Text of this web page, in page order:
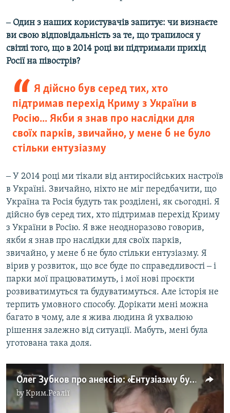
‒ Один з наших користувачів запитує: чи визнаєте
ви свою відповідальність за те, що трапилося у
світлі того, що в 2014 році ви підтримали прихід
Росії на півострів?
Я дійсно був серед тих, хто
підтримав перехід Криму з України в
Росію... Якби я знав про наслідки для
своїх парків, звичайно, у мене б не було
стільки ентузіазму
‒ У 2014 році ми тікали від антиросійських настроїв
в Україні. Звичайно, ніхто не міг передбачити, що
Україна та Росія будуть так розділені, як сьогодні. Я
дійсно був серед тих, хто підтримав перехід Криму
з України в Росію. Я вже неодноразово говорив,
якби я знав про наслідки для своїх парків,
звичайно, у мене б не було стільки ентузіазму. Я
вірив у розвиток, що все буде по справедливості ‒ і
парки мої працюватимуть, і мої нові проєкти
розвиватимуться та будуватимуться. Але історія не
терпить умовного способу. Дорікати мені можна
багато в чому, але я жива людина й ухвалюю
рішення залежно від ситуації. Мабуть, мені була
уготована така доля.
Олег Зубков про анексію: «Ентузіазму було б менше, якби ми знали, що на нас чекає» | Спогади про анексію (відео)
byКрим.Реалії